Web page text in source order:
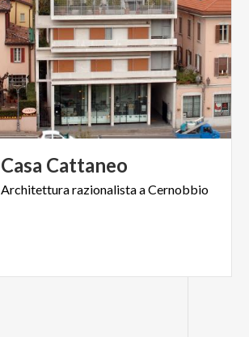
Casa Cattaneo
ArchitetturarazionalistaaCernobbio